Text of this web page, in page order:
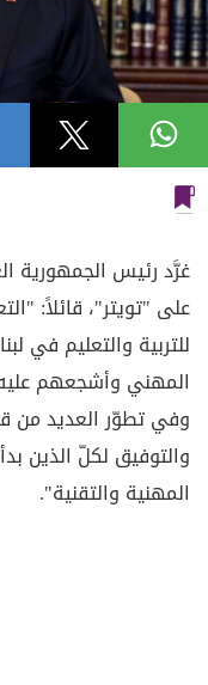
غرَّد رئيس الجمهورية
على "تويتر"، قائلاً:
للتربية والتعليم في
المهني وأشجعهم
وفي تطوّر العديد من
والتوفيق لكلّ الذين
المهنية والتقنية".